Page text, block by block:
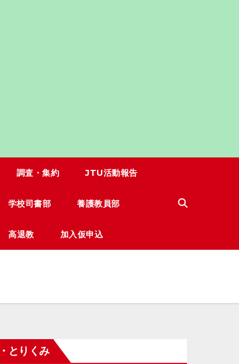
調査・集約 JTU活動報告
学校司書部 養護教員部
高退教 加入仮申込
とりくみ